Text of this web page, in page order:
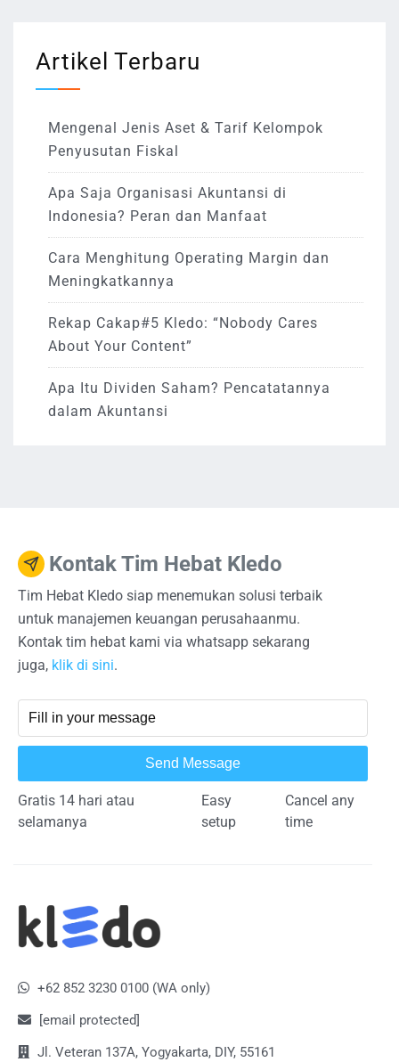
Artikel Terbaru
Mengenal Jenis Aset & Tarif Kelompok
Penyusutan Fiskal
Apa Saja Organisasi Akuntansi di
Indonesia? Peran dan Manfaat
Cara Menghitung Operating Margin dan
Meningkatkannya
Rekap Cakap#5 Kledo: “Nobody Cares
About Your Content”
Apa Itu Dividen Saham? Pencatatannya
dalam Akuntansi
Kontak Tim Hebat Kledo
Tim Hebat Kledo siap menemukan solusi terbaik
untuk manajemen keuangan perusahaanmu.
Kontak tim hebat kami via whatsapp sekarang
juga, klik di sini.
Send Message
Gratis 14 hari atau
selamanya
Easy
setup
Cancel any
time
+62 852 3230 0100 (WA only)
[email protected]
Jl. Veteran 137A, Yogyakarta, DIY, 55161